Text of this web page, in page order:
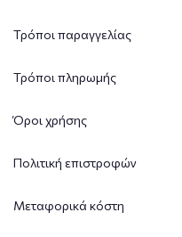
Τρόποι παραγγελίας
Τρόποι πληρωμής
Όροι χρήσης
Πολιτική επιστροφών
Μεταφορικά κόστη